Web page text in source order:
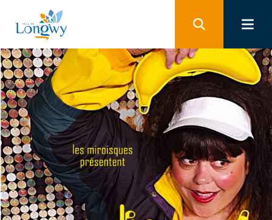
Panneau de gestion des cookies